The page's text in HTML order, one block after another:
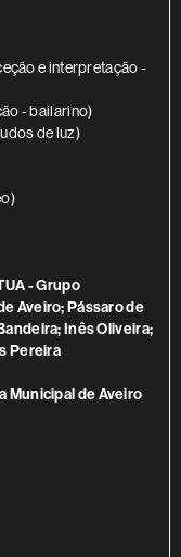
e interpretação -
- bailarino)
de luz)
- Grupo
Aveiro; Pássaro de
Inês Oliveira;
Pereira
Municipal de Aveiro